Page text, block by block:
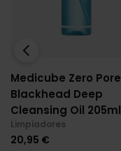
Medicube Zero Pore
Blackhead Deep
Cleansing Oil 205ml
Limpiadores
Precio
20,95 €
‹